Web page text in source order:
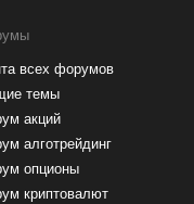
всех форумов
темы
акций
алготрейдинг
опционы
криптовалют